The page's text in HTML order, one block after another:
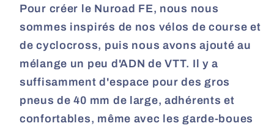
Pour créer le Nuroad FE, nous nous
sommes inspirés de nos vélos de course et
de cyclocross, puis nous avons ajouté au
mélange un peu d'ADN de VTT. Il y a
suffisamment d'espace pour des gros
pneus de 40 mm de large, adhérents et
confortables, même avec les garde-boues